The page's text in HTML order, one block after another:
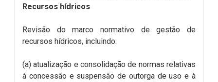
Recursos hídricos
Revisão do marco normativo de gestão de
recursos hídricos, incluindo:
(a) atualização e consolidação de normas relativas
à concessão e suspensão de outorga de uso e à